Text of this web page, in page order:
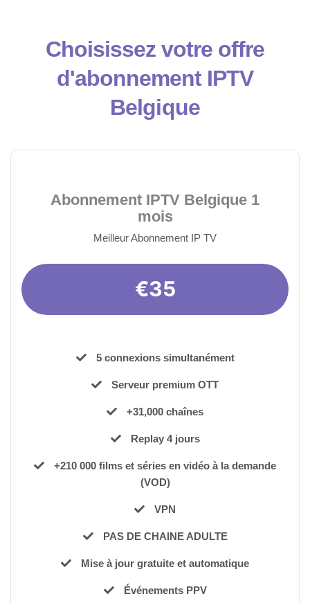
Choisissez votre offre
d'abonnement IPTV
Belgique
Abonnement IPTV Belgique 1
mois
Meilleur Abonnement IP TV
€35
5 connexions simultanément
Serveur premium OTT
+31,000 chaînes
Replay 4 jours
+210 000 films et séries en vidéo à la demande
(VOD)
VPN
PAS DE CHAINE ADULTE
Mise à jour gratuite et automatique
Événements PPV